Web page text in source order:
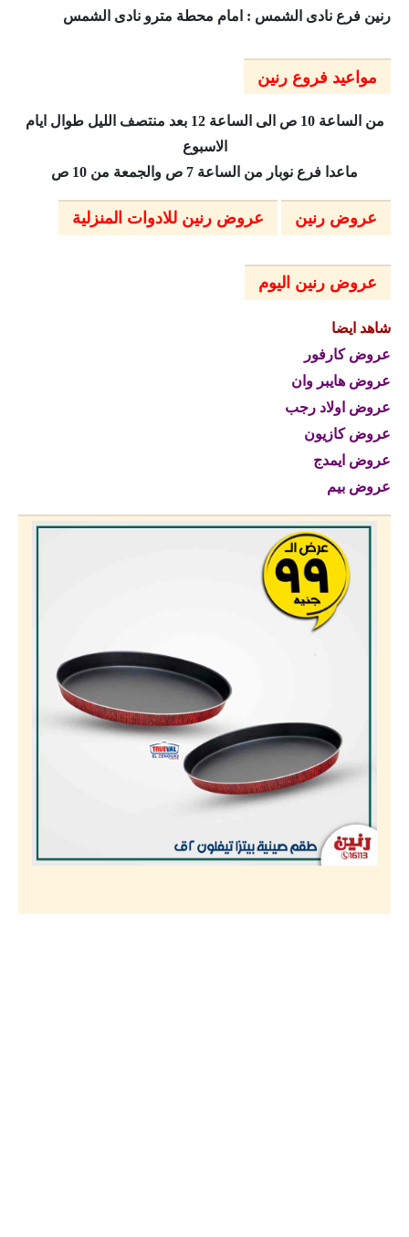
رنين فرع نادى الشمس : امام محطة مترو نادى الشمس
مواعيد فروع رنين
من الساعة 10 ص الى الساعة 12 بعد منتصف الليل طوال ايام
الاسبوع
ماعدا فرع نوبار من الساعة 7 ص والجمعة من 10 ص
عروض رنين عروض رنين للادوات المنزلية
عروض رنين اليوم
شاهد ايضا
عروض كارفور
عروض هايبر وان
عروض اولاد رجب
عروض كازيون
عروض ايمدج
عروض بيم